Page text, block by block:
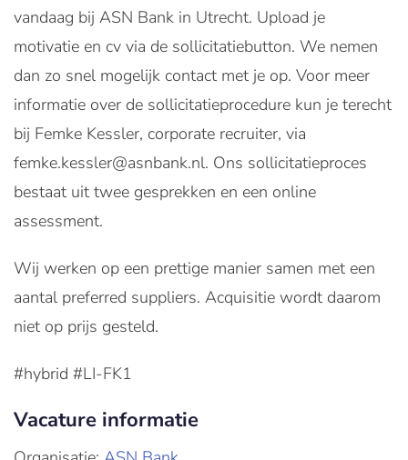
vandaag bij ASN Bank in Utrecht. Upload je
motivatie en cv via de sollicitatiebutton. We nemen
dan zo snel mogelijk contact met je op. Voor meer
informatie over de sollicitatieprocedure kun je terecht
bij Femke Kessler, corporate recruiter, via
femke.kessler@asnbank.nl. Ons sollicitatieproces
bestaat uit twee gesprekken en een online
assessment.
Wij werken op een prettige manier samen met een
aantal preferred suppliers. Acquisitie wordt daarom
niet op prijs gesteld.
#hybrid #LI-FK1
Vacature informatie